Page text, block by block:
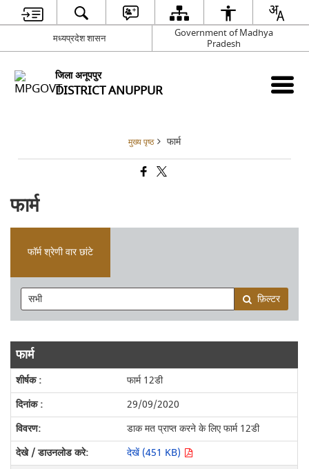
मध्यप्रदेश शासन
Government of Madhya
Pradesh
जिला अनूपपुर
DISTRICT ANUPPUR
मुख्य पृष्ठ फार्म
फार्म
फॉर्म श्रेणी वार छांटे
फ़िल्टर
फार्म
फार्म 12डी
29/09/2020
डाक मत प्राप्त करने के लिए फार्म 12डी
देखें (451 KB)